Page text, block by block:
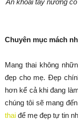
Ăn khoai tây nướng
Chuyên mục mách
Mang thai không
đẹp cho mẹ. Đẹp
hơn kể cả khi đang
chúng tôi sẽ mang
thai để mẹ đẹp tự tin